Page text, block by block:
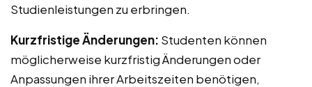
Studienleistungen zu erbringen.
Kurzfristige Änderungen: Studenten können
möglicherweise kurzfristig Änderungen oder
Anpassungen ihrer Arbeitszeiten benötigen,